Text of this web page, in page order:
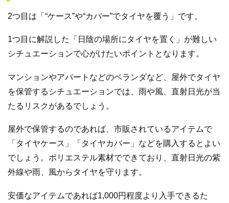
2つ目は「“ケース”や“カバー”でタイヤを覆う」です。
1つ目に解説した「日陰の場所にタイヤを置く」が難しい
シチュエーションで心がけたいポイントとなります。
マンションやアパートなどのベランダなど、屋外でタイヤ
を保管するシチュエーションでは、雨や風、直射日光が当
たるリスクがあるでしょう。
屋外で保管するのであれば、市販されているアイテムで
「タイヤケース」「タイヤカバー」などを購入するとよい
でしょう。ポリエステル素材でできており、直射日光の紫
外線や雨、風からタイヤを守ります。
安価なアイテムであれば1,000円程度より入手できるた